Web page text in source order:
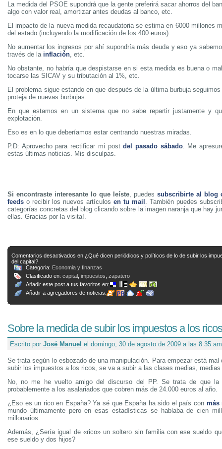
La medida del PSOE supondrá que la gente preferirá sacar ahorros del
algo con valor real, amortizar antes deudas al banco, etc.
El impacto de la nueva medida recaudatoria se estima en 6000 millones
del estado (incluyendo la modificación de los 400 euros).
No aumentar los ingresos por ahí supondría más deuda y eso ya
través de la inflación, etc.
No obstante, no habría que despistarse en si esta medida es buena o
tocarse las SICAV y su tributación al 1%, etc.
El problema sigue estando en que después de la última burbuja
proteja de nuevas burbujas.
En que estamos en un sistema que no sabe repartir justamente y
explotación.
Eso es en lo que deberíamos estar centrando nuestras miradas.
P.D: Aprovecho para rectificar mi postdel pasado sábado. Me
estas últimas noticias. Mis disculpas.
Si encontraste interesante lo que leíste, puedessubscribirte al blog
feeds o recibir los nuevos artículosen tu mail . También puedes
categorías concretas del blog clicando sobre la imagen naranja que hay
ellas. Gracias por la visita!.
Comentarios desactivados en ¿Qué dicen periódicos y políticos de lo de subir los
del capital?
Categoria: Economia y finanzas
Clasificado en: capital impuestos zapatero
Añadir este post a tus favoritos en:
Añadir a agregadores de noticias:
Sobre la medida de subir los impuestos a los ricos
Escrito por José Manuel el domingo, 30 de agosto de 2009 a las 8:35 am
Se trata según lo esbozado de una manipulación. Para empezar está
subir los impuestos a los ricos, se va a subir a las clases medias,
No, no me he vuelto amigo del discurso del PP. Se trata de que la
probablemente a los asalariados que cobren más de 24.000 euros al año.
¿Eso es un rico en España? Ya sé que España ha sido el país con más
mundo últimamente pero en esas estadísticas se hablaba de cien
millonarios.
Además, ¿Sería igual de «rico» un soltero sin familia con ese sueldo
ese sueldo y dos hijos?